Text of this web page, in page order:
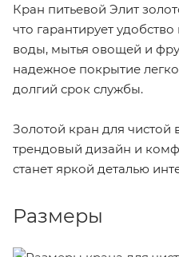
Кран питьевой Элит
что гарантирует
воды, мытья овощей и
надежное покрытие
долгий срок службы.
Золотой кран для чистой
трендовый дизайн и
станет яркой деталью
Размеры